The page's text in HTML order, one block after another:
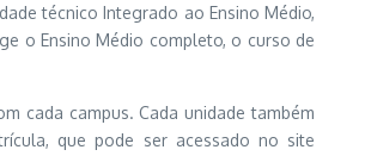
técnico Integrado ao Ensino Médio,
o Ensino Médio completo, o curso de
cada campus. Cada unidade também
que pode ser acessado no site